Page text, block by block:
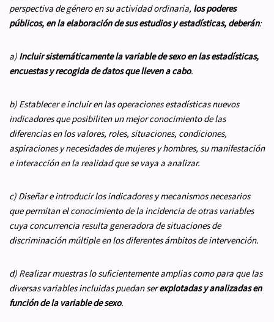
perspectiva de género en su actividad ordinaria, los poderes
públicos, en la elaboración de sus estudios y estadísticas, deberán:
a) Incluirsistemáticamentela variable de sexo en las estadísticas,
encuestas y recogida de datos que lleven a cabo.
b) Establecer e incluir en las operaciones estadísticas nuevos
indicadores que posibiliten un mejor conocimiento de las
diferencias en los valores, roles, situaciones, condiciones,
aspiraciones y necesidades de mujeres y hombres, su manifestación
e interacción en la realidad que se vaya a analizar.
c) Diseñar e introducir los indicadores y mecanismos necesarios
que permitan el conocimiento de la incidencia de otras variables
cuya concurrencia resulta generadora de situaciones de
discriminación múltiple en los diferentes ámbitos de intervención.
d) Realizar muestras lo suficientemente amplias como para que las
diversas variables incluidas puedan serexplotadas y analizadas en
función de la variable de sexo.